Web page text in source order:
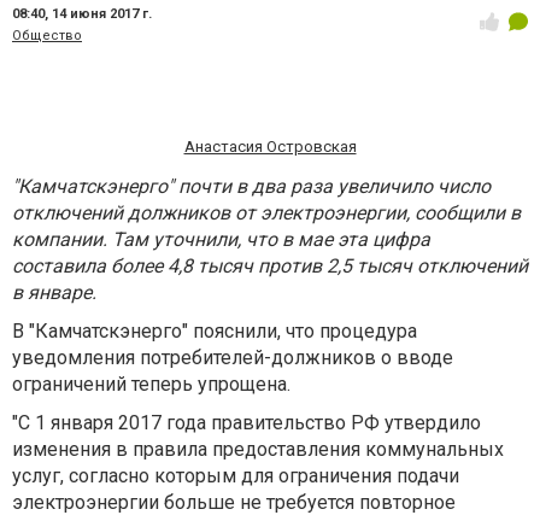
08:40, 14 июня 2017 г.
Общество
Анастасия Островская
"Камчатскэнерго" почти в два раза увеличило число
отключений должников от электроэнергии, сообщили в
компании. Там уточнили, что в мае эта цифра
составила более 4,8 тысяч против 2,5 тысяч отключений
в январе.
В "Камчатскэнерго" пояснили, что процедура
уведомления потребителей-должников о вводе
ограничений теперь упрощена.
"С 1 января 2017 года правительство РФ утвердило
изменения в правила предоставления коммунальных
услуг, согласно которым для ограничения подачи
электроэнергии больше не требуется повторное